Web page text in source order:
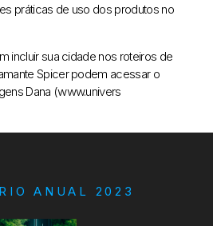
práticas de uso dos produtos no
incluir sua cidade nos roteiros de
Spicer podem acessar o
Dana (www.univers
ANUAL 2023